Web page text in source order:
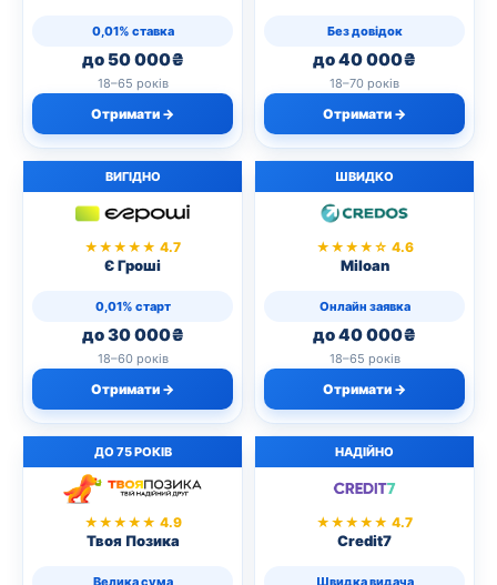
0,01% ставка
до 50 000₴
18–65 років
Отримати →
Без довідок
до 40 000₴
18–70 років
Отримати →
ВИГІДНО
★★★★★ 4.7
Є Гроші
0,01% старт
до 30 000₴
18–60 років
Отримати →
ШВИДКО
★★★★☆ 4.6
Miloan
Онлайн заявка
до 40 000₴
18–65 років
Отримати →
ДО 75 РОКІВ
★★★★★ 4.9
Твоя Позика
Велика сума
НАДІЙНО
★★★★★ 4.7
Credit7
Швидка видача